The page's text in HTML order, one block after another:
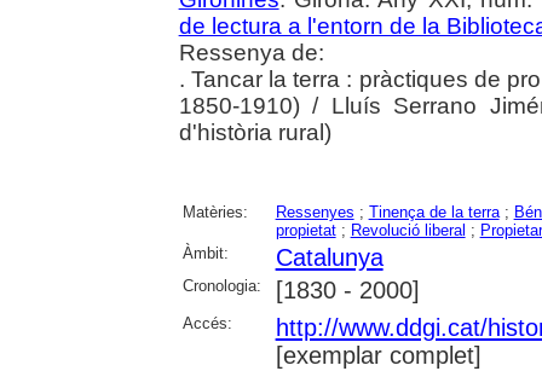
de lectura a l'entorn de la
Ressenya de:
. Tancar la terra : pràctiques de
1850-1910) / Lluís Serrano
d'història rural)
Matèries: Ressenyes ; Tinença de la terra;
propietat; Revolució liberal ;
Àmbit:
Catalunya
Cronologia: [1830 - 2000]
Accés:
http://www.ddgi.cat/
[exemplar complet]